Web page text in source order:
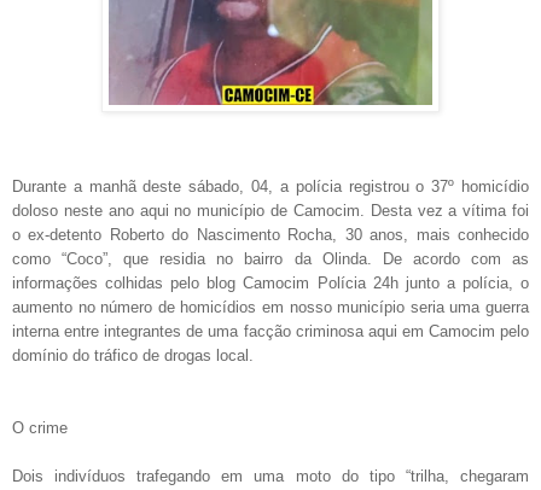
Durante a manhã deste sábado, 04, a polícia registrou o 37º homicídio
doloso neste ano aqui no município de Camocim. Desta vez a vítima foi
o ex-detento Roberto do Nascimento Rocha, 30 anos, mais conhecido
como “Coco”, que residia no bairro da Olinda. De acordo com as
informações colhidas pelo blog Camocim Polícia 24h junto a polícia, o
aumento no número de homicídios em nosso município seria uma guerra
interna entre integrantes de uma facção criminosa aqui em Camocim pelo
domínio do tráfico de drogas local.
O crime
Dois indivíduos trafegando em uma moto do tipo “trilha, chegaram